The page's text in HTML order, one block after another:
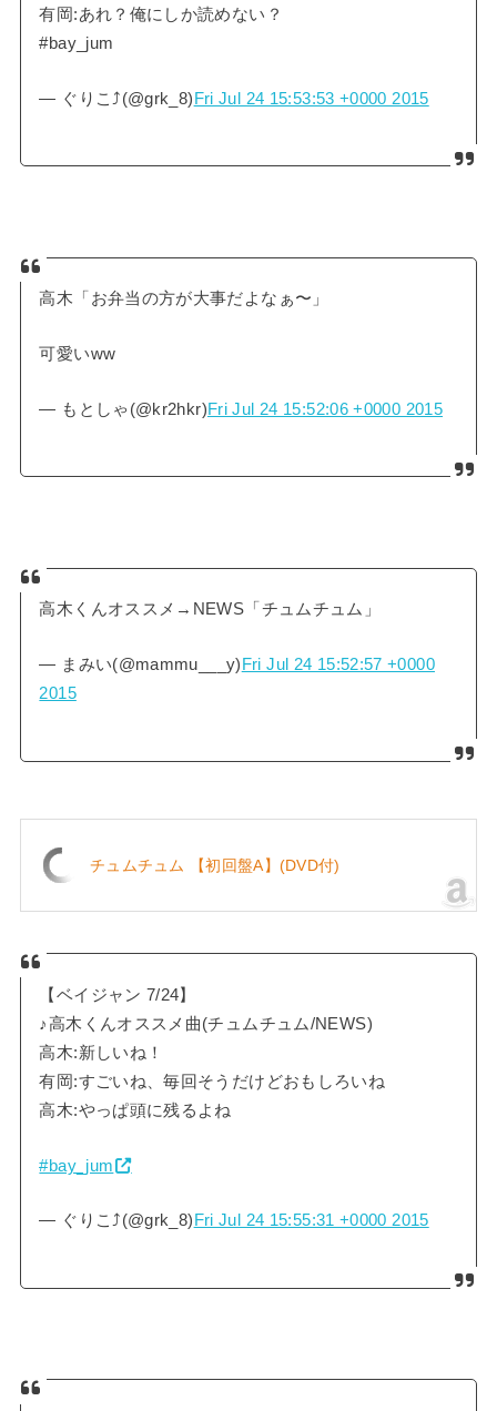
有岡:あれ？俺にしか読めない？
#bay_jum
— ぐりこ⤴︎(@grk_8)Fri Jul 24 15:53:53 +0000 2015
高木「お弁当の方が大事だよなぁ〜」
可愛いww
— もとしゃ(@kr2hkr)Fri Jul 24 15:52:06 +0000 2015
高木くんオススメ→NEWS「チュムチュム」
— まみい(@mammu___y) Fri Jul 24 15:52:57 +0000
2015
チュムチュム 【初回盤A】(DVD付)
【ベイジャン 7/24】
♪高木くんオススメ曲(チュムチュム/NEWS)
高木:新しいね！
有岡:すごいね、毎回そうだけどおもしろいね
高木:やっぱ頭に残るよね
#bay_jum
— ぐりこ⤴︎(@grk_8) Fri Jul 24 15:55:31 +0000 2015